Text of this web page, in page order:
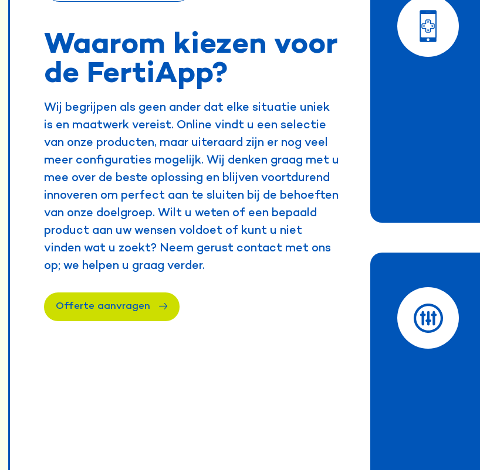
Waarom kiezen voor
de FertiApp?
Wij begrijpen als geen ander dat elke situatie uniek
is en maatwerk vereist. Online vindt u een selectie
van onze producten, maar uiteraard zijn er nog veel
meer configuraties mogelijk. Wij denken graag met u
mee over de beste oplossing en blijven voortdurend
innoveren om perfect aan te sluiten bij de behoeften
van onze doelgroep. Wilt u weten of een bepaald
product aan uw wensen voldoet of kunt u niet
vinden wat u zoekt? Neem gerust contact met ons
op; we helpen u graag verder.
Offerte aanvragen